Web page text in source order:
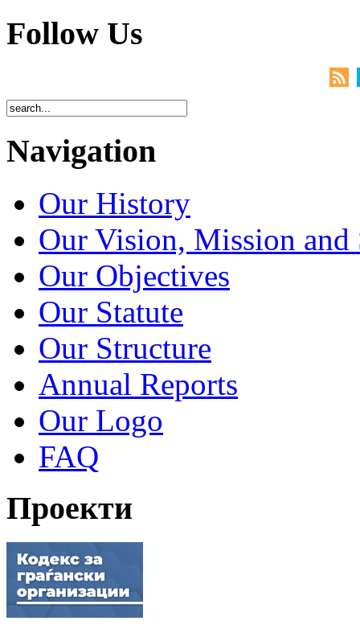
Follow Us
Navigation
Our History
Our Vision, Mission and
Our Objectives
Our Statute
Our Structure
Annual Reports
Our Logo
FAQ
Проекти